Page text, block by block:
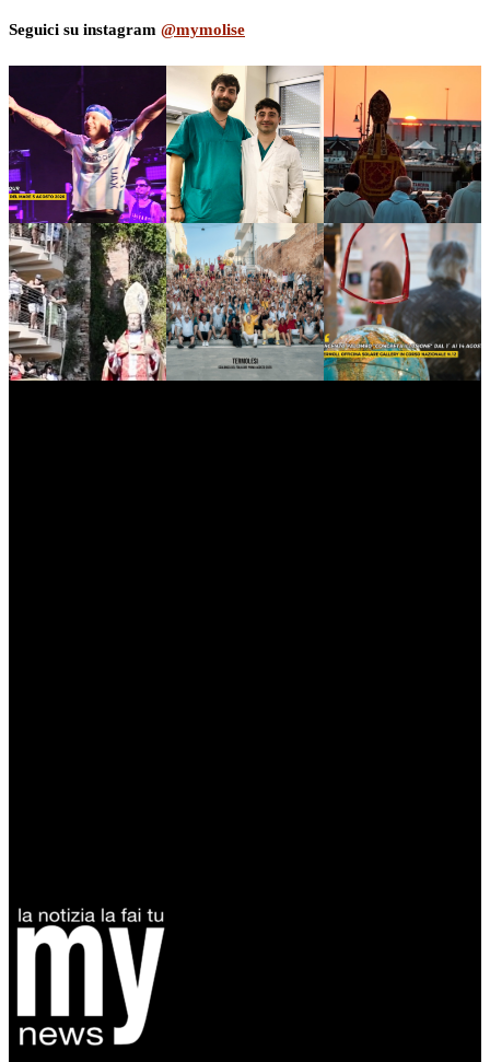
Seguici su instagram @mymolise